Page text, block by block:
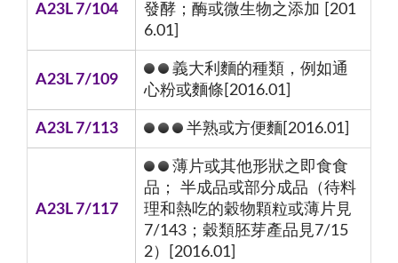
A23L 7/104
發酵；酶或微生物之添加 [201
6.01]
A23L 7/109
義大利麵的種類，例如通
心粉或麵條[2016.01]
A23L 7/113 半熟或方便麵[2016.01]
A23L 7/117
薄片或其他形狀之即食食
品； 半成品或部分成品（待料
理和熱吃的穀物顆粒或薄片見
7/143；穀類胚芽產品見7/15
2）[2016.01]